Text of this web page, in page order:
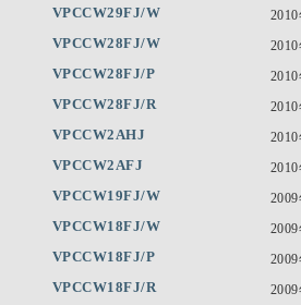
VPCCW29FJ/W
VPCCW28FJ/W
VPCCW28FJ/P
VPCCW28FJ/R
VPCCW2AHJ
VPCCW2AFJ
VPCCW19FJ/W
VPCCW18FJ/W
VPCCW18FJ/P
VPCCW18FJ/R